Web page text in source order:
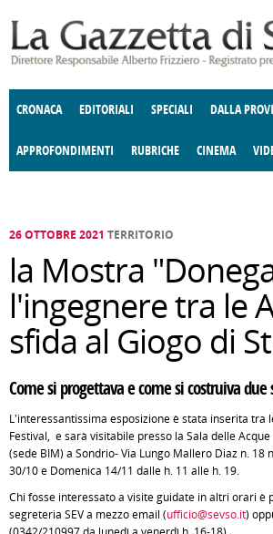
CRONACA EDITORIALI SPECIALI DALLA
APPROFONDIMENTI
E SPETTACOLI POLITICA
RUBRICHE
DELLE IDEE FATTI DELLO SPIRITO
CINEMA
26 OTTOBRE 2021 TERRITORIO
la Mostra
l'ingegnere tra le
sfida al Giogo di
Come si progettava e come si costruiva due
L'interessantissima esposizione è stata inserita tra
Festival, e sarà visitabile presso la Sala delle
(sede BIM) a Sondrio- Via Lungo Mallero Diaz n. 18
30/10 e Domenica 14/11 dalle h. 11 alle h. 19.
Chi fosse interessato a visite guidate in altri orari è
segreteria SEV a mezzo email (ufficio@sevso.it)